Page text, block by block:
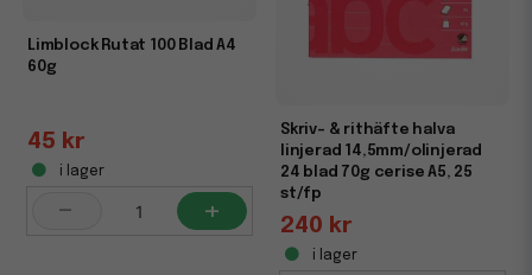
Limblock Rutat 100 Blad A4
60g
45 kr
i lager
- +
Skriv- & rithäfte halva
linjerad 14,5mm/olinjerad
24 blad 70g cerise A5, 25
st/fp
240 kr
i lager